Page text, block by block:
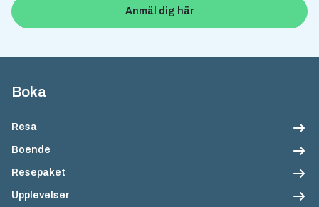
Anmäl dig här
Sidfotsnavigation
Boka
Resa
Boende
Resepaket
Upplevelser